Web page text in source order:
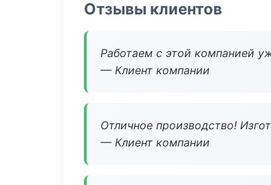
Отзывы клиентов
Работаем с этой компанией
— Клиент компании
Отличное производство!
— Клиент компании